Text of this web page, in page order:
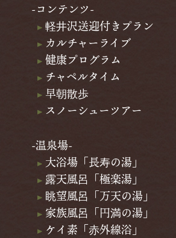
-コンテンツ-
軽井沢送迎付きプラン
カルチャーライブ
健康プログラム
チャペルタイム
早朝散歩
スノーシューツアー
-温泉場-
大浴場「長寿の湯」
露天風呂「極楽湯」
眺望風呂「万天の湯」
家族風呂「円満の湯」
ケイ素「赤外線浴」